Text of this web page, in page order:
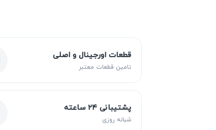
قطعات اورجینال و اصلی
تامین قطعات معتبر
پشتیبانی ۲۴ ساعته
شبانه روزی